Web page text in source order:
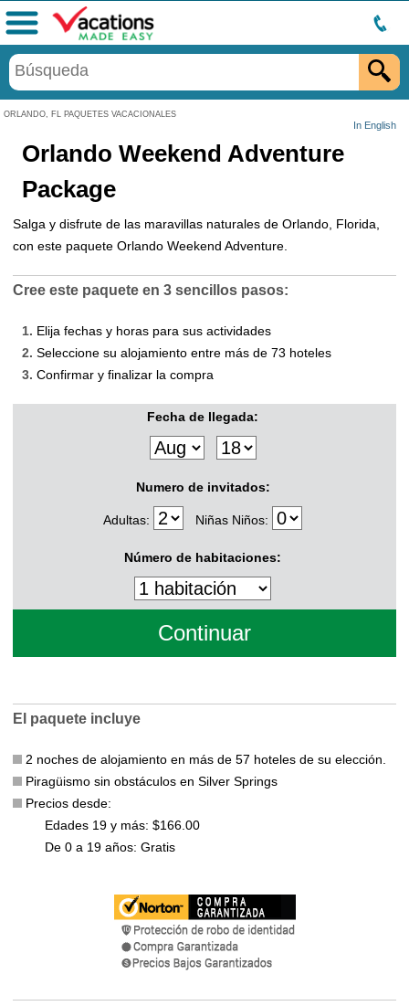
ORLANDO, FL PAQUETES VACACIONALES
In English
Menú
Orlando Weekend Adventure
Package
Salga y disfrute de las maravillas naturales de Orlando, Florida,
con este paquete Orlando Weekend Adventure.
Cree este paquete en 3 sencillos pasos:
1. Elija fechas y horas para sus actividades
2. Seleccione su alojamiento entre más de 73 hoteles
3. Confirmar y finalizar la compra
Fecha de llegada:
Numero de invitados:
Adultas: Niñas Niños:
Número de habitaciones:
El paquete incluye
2 noches de alojamiento en más de 57 hoteles de su elección.
Piragüismo sin obstáculos en Silver Springs
Precios desde:
Edades 19 y más: $166.00
De 0 a 19 años: Gratis